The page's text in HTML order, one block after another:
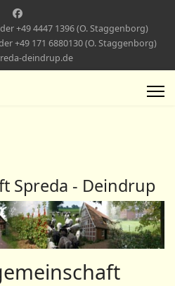
+49 4447 1396 (O. Staggenborg)
+49 171 6880130 (O. Staggenborg)
deindrup.de
Spreda - Deindrup